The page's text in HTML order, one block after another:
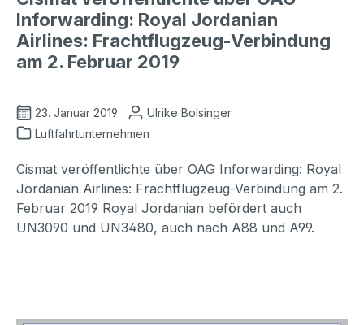
Inforwarding: Royal Jordanian
Airlines: Frachtflugzeug-Verbindung
am 2. Februar 2019
23. Januar 2019
Ulrike Bolsinger
Luftfahrtunternehmen
Cismat veröffentlichte über OAG Inforwarding: Royal
Jordanian Airlines: Frachtflugzeug-Verbindung am 2.
Februar 2019 Royal Jordanian befördert auch
UN3090 und UN3480, auch nach A88 und A99.